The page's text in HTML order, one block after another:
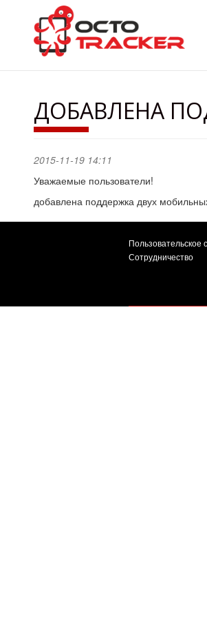
основному
содержанию
ДОБАВЛЕНА
2015-11-19 14:11
Уважаемые пользователи!
добавлена поддержка двух
Пользовательское
Сотрудничество